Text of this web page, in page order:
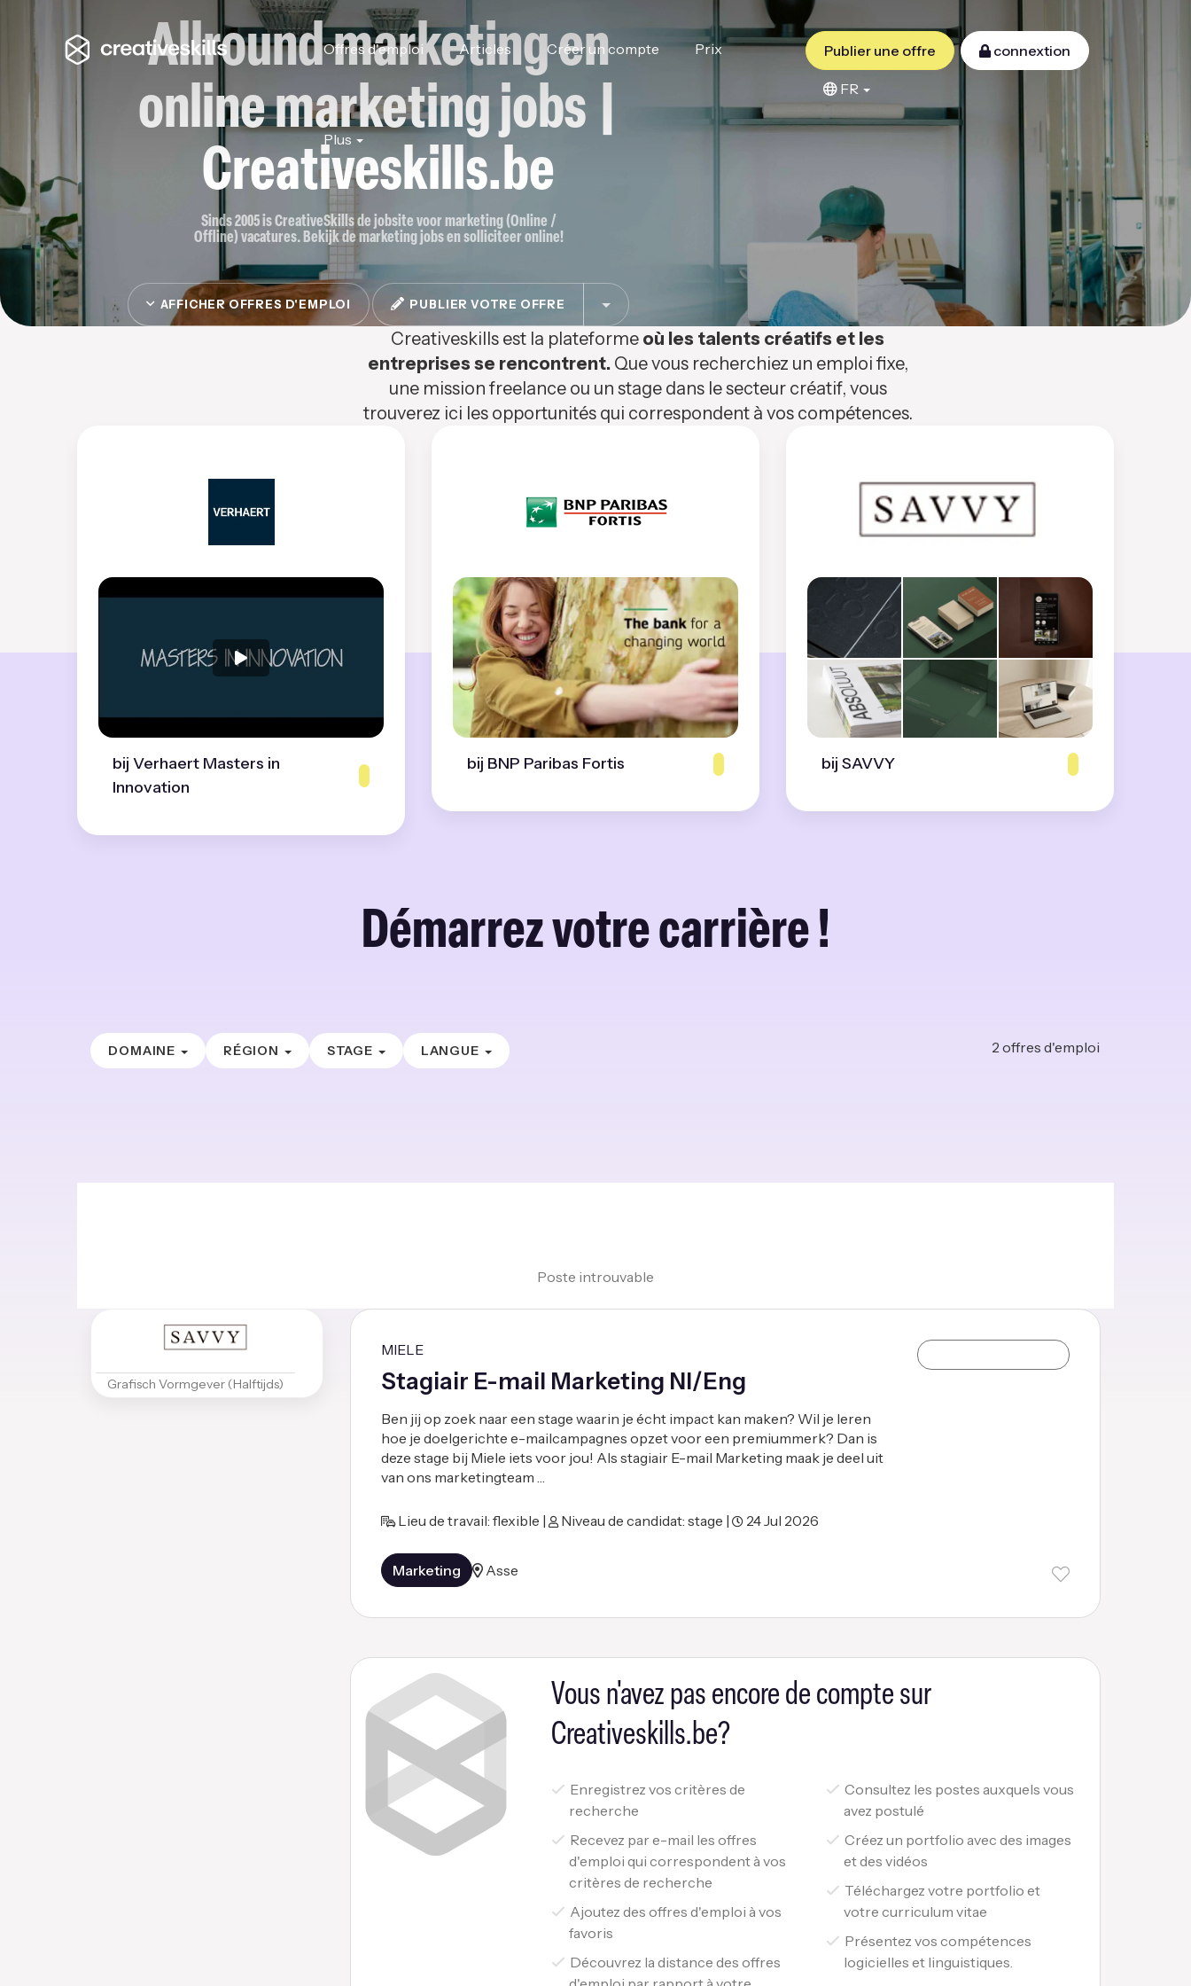
Offres d'emploi Articles Créer un compte Prix
Plus
Publier une offre connextion
FR
Allround marketing en
online marketing jobs |
Creativeskills.be
Sinds 2005 is CreativeSkills de jobsite voor marketing (Online /
Offline) vacatures. Bekijk de marketing jobs en solliciteer online!
AFFICHER OFFRES D'EMPLOI PUBLIER VOTRE OFFRE
Creativeskills est la plateforme où les talents créatifs et les
entreprises se rencontrent. Que vous recherchiez un emploi fixe,
une mission freelance ou un stage dans le secteur créatif, vous
trouverez ici les opportunités qui correspondent à vos compétences.
bij Verhaert Masters in
Innovation
bij BNP Paribas Fortis bij SAVVY
Démarrez votre carrière !
DOMAINE RÉGION STAGE LANGUE 2 offres d'emploi
Poste introuvable
Grafisch Vormgever (Halftijds)
MIELE
Stagiair E-mail Marketing Nl/Eng
Ben jij op zoek naar een stage waarin je écht impact kan maken? Wil je leren
hoe je doelgerichte e-mailcampagnes opzet voor een premiummerk? Dan is
deze stage bij Miele iets voor jou! Als stagiair E-mail Marketing maak je deel uit
van ons marketingteam …
Lieu de travail: flexible | Niveau de candidat: stage | 24 Jul 2026
Marketing Asse
Vous n'avez pas encore de compte sur
Creativeskills.be?
Enregistrez vos critères de
recherche
Recevez par e-mail les offres
d'emploi qui correspondent à vos
critères de recherche
Ajoutez des offres d'emploi à vos
favoris
Découvrez la distance des offres
Consultez les postes auxquels vous
avez postulé
Créez un portfolio avec des images
et des vidéos
Téléchargez votre portfolio et
votre curriculum vitae
Présentez vos compétences
logicielles et linguistiques.